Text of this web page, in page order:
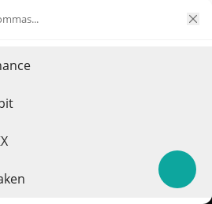
с помощью ИИ
полного цикла, где
рыночные исследования
бесплатно